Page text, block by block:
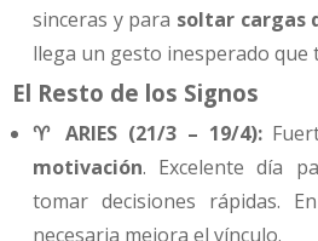
sinceras y para soltar cargas
llega un gesto inesperado que
El Resto de los Signos
♈ ARIES (21/3 – 19/4):
motivación. Excelente día
tomar decisiones rápidas.
necesaria mejora el vínculo.